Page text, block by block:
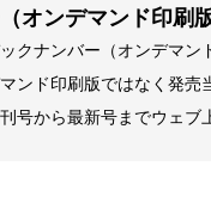
オンデマンド印刷
クナンバー（オンデマ
マンド印刷版ではなく発
号から最新号までウェ